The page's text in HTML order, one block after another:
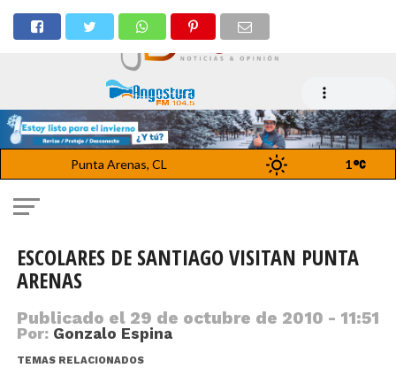
Punta Arenas, CL 1
ESCOLARES DE SANTIAGO VISITAN PUNTA
ARENAS
Publicado el 29 de octubre de 2010 - 11:51
Por: Gonzalo Espina
TEMAS RELACIONADOS